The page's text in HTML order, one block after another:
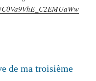
de ma troisième